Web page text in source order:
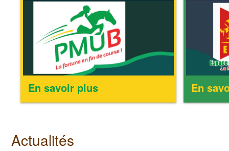
En savoir plus En
Actualités